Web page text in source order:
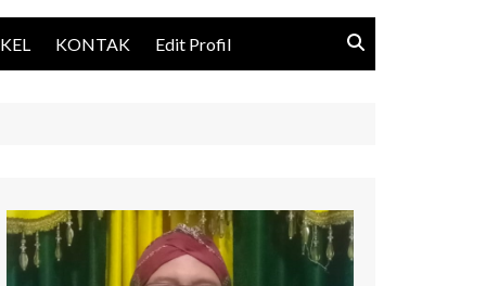
KONTAK Edit Profil